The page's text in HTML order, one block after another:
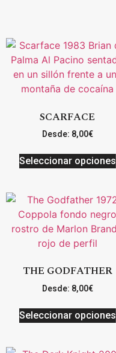
SCARFACE
Desde: 8,00€
Seleccionar opciones
THE GODFATHER
Desde: 8,00€
Seleccionar opciones